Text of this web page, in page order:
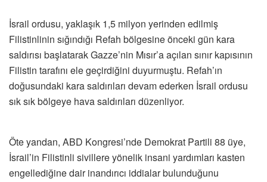
İsrail ordusu, yaklaşık 1,5 milyon yerinden edilmiş
Filistinlinin sığındığı Refah bölgesine önceki gün kara
saldırısı başlatarak Gazze’nin Mısır’a açılan sınır kapısının
Filistin tarafını ele geçirdiğini duyurmuştu. Refah’ın
doğusundaki kara saldırıları devam ederken İsrail ordusu
sık sık bölgeye hava saldırıları düzenliyor.
Öte yandan, ABD Kongresi’nde Demokrat Partili 88 üye,
İsrail’in Filistinli sivillere yönelik insani yardımları kasten
engellediğine dair inandırıcı iddialar bulunduğunu